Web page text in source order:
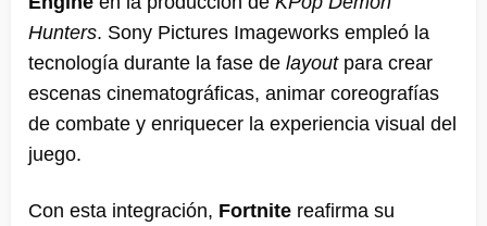
Hunters. Sony Pictures Imageworks empleó la
tecnología durante la fase de layoutpara crear
escenas cinematográficas, animar coreografías
de combate y enriquecer la experiencia visual del
juego.
Con esta integración, Fortnite reafirma su